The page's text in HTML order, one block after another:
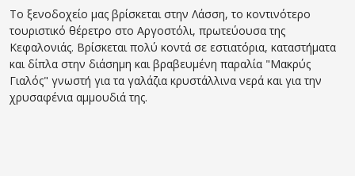
Το ξενοδοχείο μας βρίσκεται στην Λάσση, το κοντινότερο
τουριστικό θέρετρο στο Αργοστόλι, πρωτεύουσα της
Κεφαλονιάς. Βρίσκεται πολύ κοντά σε εστιατόρια, καταστήματα
και δίπλα στην διάσημη και βραβευμένη παραλία "Μακρύς
Γιαλός" γνωστή για τα γαλάζια κρυστάλλινα νερά και για την
χρυσαφένια αμμουδιά της.